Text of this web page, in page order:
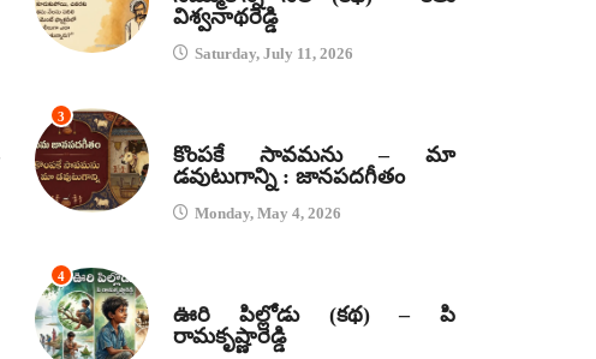
విశ్వనాథరెడ్డి
Saturday, July 11, 2026
3
కొంపకే సావమను – మా
డవుటుగాన్ని : జానపదగీతం
Monday, May 4, 2026
4
ఊరి పిల్లోడు (కథ) – పి
రామకృష్ణారెడ్డి